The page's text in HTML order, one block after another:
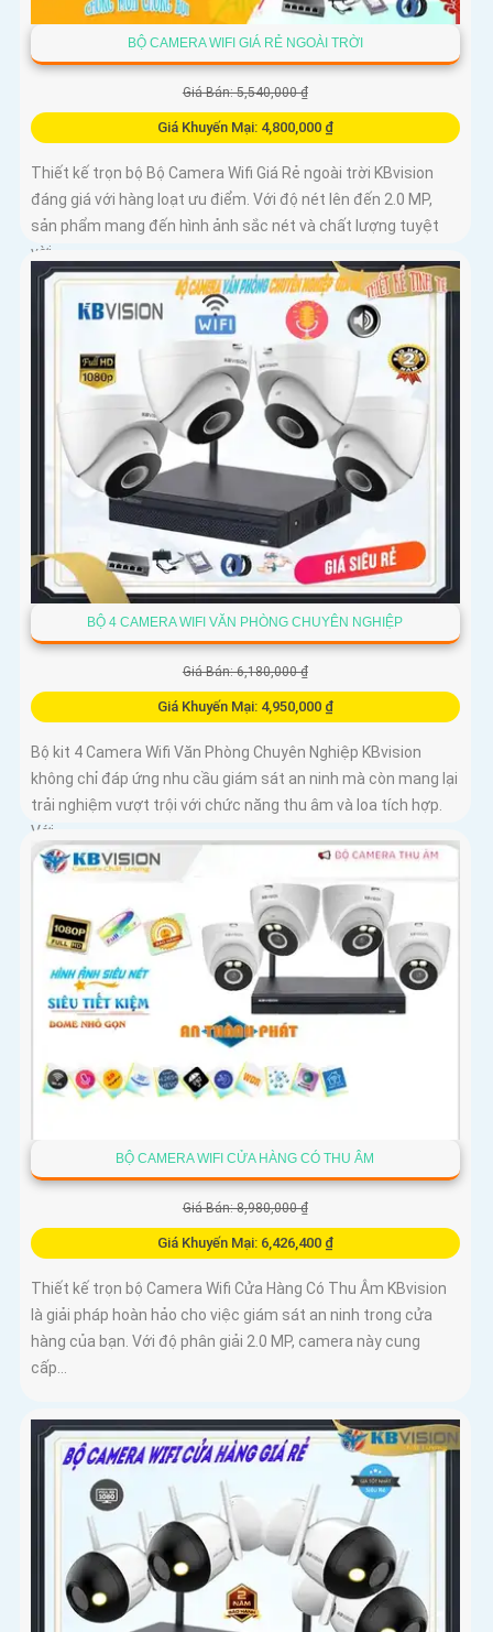
BỘ CAMERA WIFI GIÁ RẺ NGOÀI TRỜI
Giá Bán: 5,540,000 ₫
Giá Khuyến Mại: 4,800,000 ₫
Thiết kế trọn bộ Bộ Camera Wifi Giá Rẻ ngoài trời KBvision
đáng giá với hàng loạt ưu điểm. Với độ nét lên đến 2.0 MP,
sản phẩm mang đến hình ảnh sắc nét và chất lượng tuyệt
vời
BỘ 4 CAMERA WIFI VĂN PHÒNG CHUYÊN NGHIỆP
Giá Bán: 6,180,000 ₫
Giá Khuyến Mại: 4,950,000 ₫
Bộ kit 4 Camera Wifi Văn Phòng Chuyên Nghiệp KBvision
không chỉ đáp ứng nhu cầu giám sát an ninh mà còn mang lại
trải nghiệm vượt trội với chức năng thu âm và loa tích hợp.
Với...
BỘ CAMERA WIFI CỬA HÀNG CÓ THU ÂM
Giá Bán: 8,980,000 ₫
Giá Khuyến Mại: 6,426,400 ₫
Thiết kế trọn bộ Camera Wifi Cửa Hàng Có Thu Âm KBvision
là giải pháp hoàn hảo cho việc giám sát an ninh trong cửa
hàng của bạn. Với độ phân giải 2.0 MP, camera này cung
cấp...